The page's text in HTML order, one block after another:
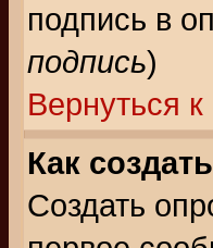
подпись в
подпись)
Вернуться
Как
Создать